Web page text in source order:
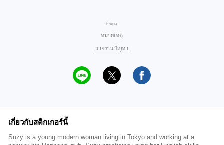
©una
หมายเหตุ
รายงานปัญหา
เกี่ยวกับสติกเกอร์นี้
Suzy is a young modern woman living in Tokyo and working at a